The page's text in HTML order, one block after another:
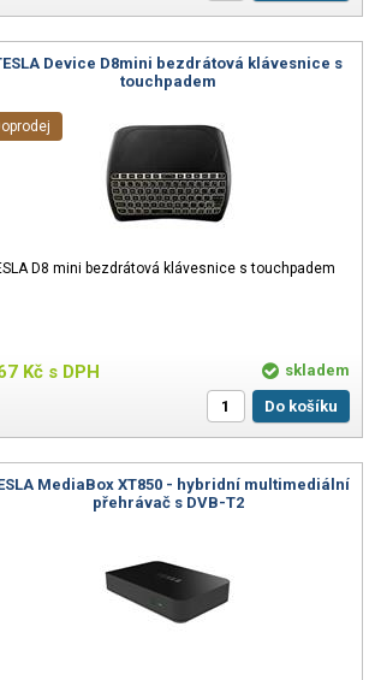
Device D8mini bezdrátová klávesnice s
touchpadem
D8 mini bezdrátová klávesnice s touchpadem
Kč s DPH
Doprodej
skladem
Do košíku
MediaBox XT850 - hybridní multimediální
přehrávač s DVB-T2